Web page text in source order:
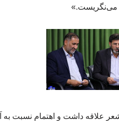
می‌نگریست.»
داشت و اهتمام نسبت به